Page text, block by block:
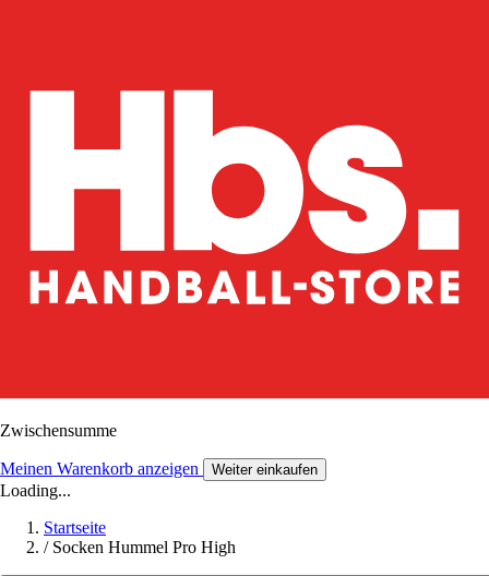
Zwischensumme
Meinen Warenkorb anzeigen Weiter einkaufen
Loading...
Startseite
/ Socken Hummel Pro High